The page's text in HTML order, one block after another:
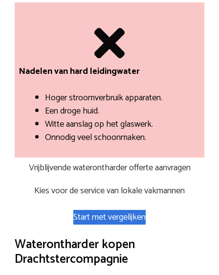
Nadelen van hard leidingwater
Hoger stroomverbruik apparaten.
Een droge huid.
Witte aanslag op het glaswerk.
Onnodig veel schoonmaken.
Vrijblijvende waterontharder offerte aanvragen
Kies voor de service van lokale vakmannen
Start met vergelijken
Waterontharder kopen
Drachtstercompagnie